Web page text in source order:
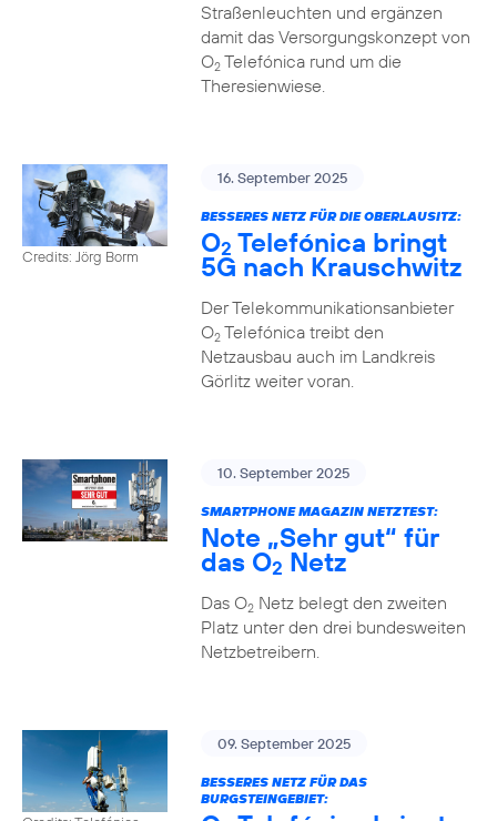
Straßenleuchten und ergänzen
damit das Versorgungskonzept von
O2Telefónica rund um die
Theresienwiese.
Credits: Jörg Borm
16. September 2025
BESSERES NETZ FÜR DIE OBERLAUSITZ:
O2 Telefónica bringt
5G nach Krauschwitz
Der Telekommunikationsanbieter
O2Telefónica treibt den
Netzausbau auch im Landkreis
Görlitz weiter voran.
10. September 2025
SMARTPHONE MAGAZIN NETZTEST:
Note „Sehr gut“ für
das O2 Netz
Das O2Netz belegt den zweiten
Platz unter den drei bundesweiten
Netzbetreibern.
09. September 2025
BESSERES NETZ FÜR DAS
BURGSTEINGEBIET: